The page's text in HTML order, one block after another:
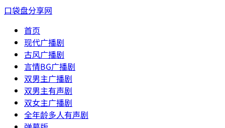
口袋盘分享网
首页
现代广播剧
古风广播剧
言情BG广播剧
双男主广播剧
双男主有声剧
双女主广播剧
全年龄多人有声剧